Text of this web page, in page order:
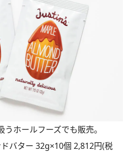
ホールフーズでも販売。
バター 32g×10個 2,812円(税